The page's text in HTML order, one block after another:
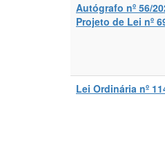
Autógrafo nº 56/
Projeto de Lei nº
Lei Ordinária nº